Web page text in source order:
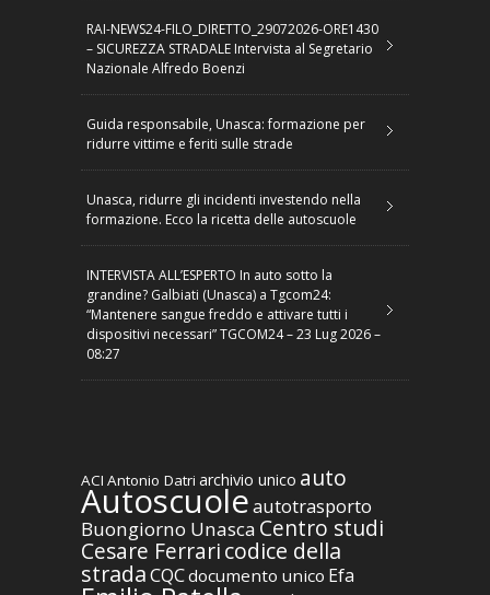
RAI-NEWS24-FILO_DIRETTO_29072026-ORE1430
– SICUREZZA STRADALE Intervista al Segretario
Nazionale Alfredo Boenzi
Guida responsabile, Unasca: formazione per
ridurre vittime e feriti sulle strade
Unasca, ridurre gli incidenti investendo nella
formazione. Ecco la ricetta delle autoscuole
INTERVISTA ALL’ESPERTO In auto sotto la
grandine? Galbiati (Unasca) a Tgcom24:
“Mantenere sangue freddo e attivare tutti i
dispositivi necessari” TGCOM24 – 23 Lug 2026 –
08:27
ACI Antonio Datri archivio unico auto
Autoscuoleautotrasporto
Buongiorno Unasca Centro studi
Cesare Ferraricodice della
stradaCQCdocumento unico Efa